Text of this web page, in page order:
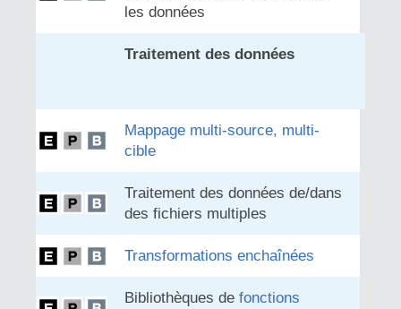
les données
Traitement des données
Mappage multi-source, multi-
cible
Traitement des données de/dans
des fichiers multiples
Transformations enchaînées
Bibliothèques de fonctions